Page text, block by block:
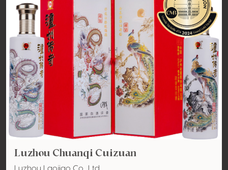
Luzhou Chuanqi Cuizuan